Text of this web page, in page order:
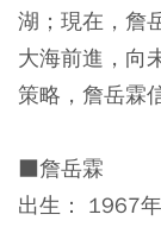
湖；現在，詹
大海前進，向
策略，詹岳霖
■詹岳霖
出生： 1967年